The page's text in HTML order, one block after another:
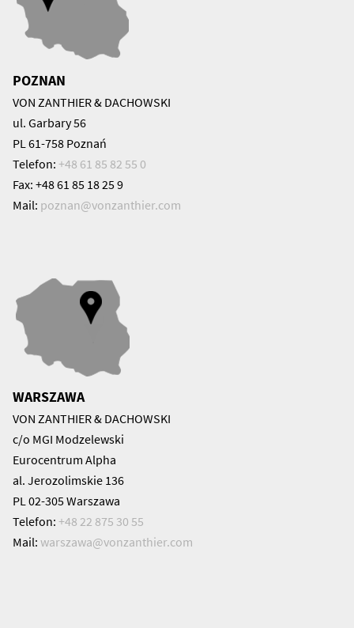
POZNAN
VON ZANTHIER & DACHOWSKI
ul. Garbary 56
PL 61-758 Poznań
Telefon: +48 61 85 82 55 0
Fax: +48 61 85 18 25 9
Mail: poznan@vonzanthier.com
WARSZAWA
VON ZANTHIER & DACHOWSKI
c/o MGI Modzelewski
Eurocentrum Alpha
al. Jerozolimskie 136
PL 02-305 Warszawa
Telefon: +48 22 875 30 55
Mail: warszawa@vonzanthier.com